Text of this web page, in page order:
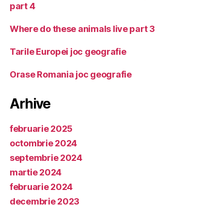
part 4
Where do these animals live part 3
Tarile Europei joc geografie
Orase Romania joc geografie
Arhive
februarie 2025
octombrie 2024
septembrie 2024
martie 2024
februarie 2024
decembrie 2023